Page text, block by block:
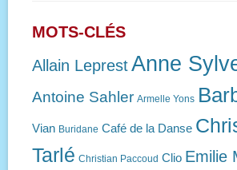
MOTS-CLÉS
Allain LeprestAnne
Antoine Sahler Armelle Yons
Vian Buridane Café de la Danse
Tarlé Christian Paccoud Clio Emilie